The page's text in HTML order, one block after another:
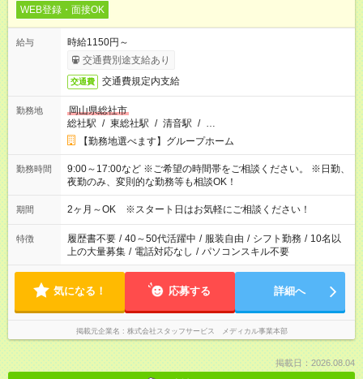
WEB登録・面接OK
給与
時給1150円～
交通費別途支給あり
交通費 交通費規定内支給
勤務地
岡山県総社市
総社駅 / 東総社駅 / 清音駅 / …
【勤務地選べます】グループホーム
勤務時間
9:00～17:00など ※ご希望の時間帯をご相談ください。 ※日勤、
夜勤のみ、変則的な勤務等も相談OK！
期間 2ヶ月～OK ※スタート日はお気軽にご相談ください！
特徴 履歴書不要 / 40～50代活躍中 / 服装自由 / シフト勤務 / 10名以
上の大量募集 / 電話対応なし / パソコンスキル不要
気になる！ 応募する 詳細へ
掲載元企業名 株式会社スタッフサービス メディカル事業本部
掲載日：2026.08.04